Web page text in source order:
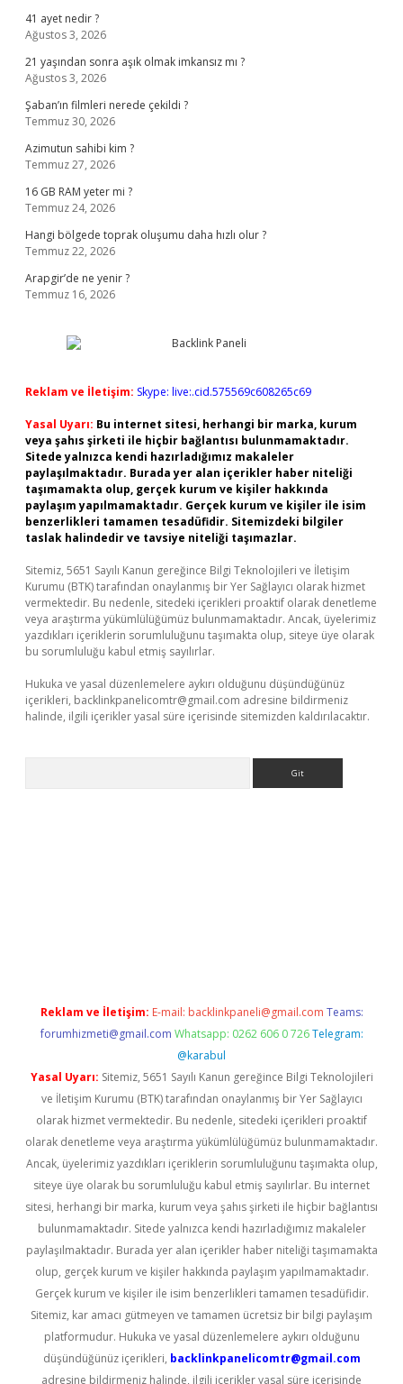
41 ayet nedir ?
Ağustos 3, 2026
21 yaşından sonra aşık olmak imkansız mı ?
Ağustos 3, 2026
Şaban’ın filmleri nerede çekildi ?
Temmuz 30, 2026
Azimutun sahibi kim ?
Temmuz 27, 2026
16 GB RAM yeter mi ?
Temmuz 24, 2026
Hangi bölgede toprak oluşumu daha hızlı olur ?
Temmuz 22, 2026
Arapgir’de ne yenir ?
Temmuz 16, 2026
Reklam ve İletişim: Skype: live:.cid.575569c608265c69
Yasal Uyarı: Bu internet sitesi, herhangi bir marka, kurum
veya şahıs şirketi ile hiçbir bağlantısı bulunmamaktadır.
Sitede yalnızca kendi hazırladığımız makaleler
paylaşılmaktadır. Burada yer alan içerikler haber niteliği
taşımamakta olup, gerçek kurum ve kişiler hakkında
paylaşım yapılmamaktadır. Gerçek kurum ve kişiler ile isim
benzerlikleri tamamen tesadüfidir. Sitemizdeki bilgiler
taslak halindedir ve tavsiye niteliği taşımazlar.
Sitemiz, 5651 Sayılı Kanun gereğince Bilgi Teknolojileri ve İletişim
Kurumu (BTK) tarafından onaylanmış bir Yer Sağlayıcı olarak hizmet
vermektedir. Bu nedenle, sitedeki içerikleri proaktif olarak denetleme
veya araştırma yükümlülüğümüz bulunmamaktadır. Ancak, üyelerimiz
yazdıkları içeriklerin sorumluluğunu taşımakta olup, siteye üye olarak
bu sorumluluğu kabul etmiş sayılırlar.
Hukuka ve yasal düzenlemelere aykırı olduğunu düşündüğünüz
içerikleri, backlinkpanelicomtr@gmail.com adresine bildirmeniz
halinde, ilgili içerikler yasal süre içerisinde sitemizden kaldırılacaktır.
Reklam ve İletişim: E-mail: backlinkpaneli@gmail.com Teams:
forumhizmeti@gmail.com Whatsapp: 0262 606 0 726 Telegram:
@karabul
Yasal Uyarı: Sitemiz, 5651 Sayılı Kanun gereğince Bilgi Teknolojileri
ve İletişim Kurumu (BTK) tarafından onaylanmış bir Yer Sağlayıcı
olarak hizmet vermektedir. Bu nedenle, sitedeki içerikleri proaktif
olarak denetleme veya araştırma yükümlülüğümüz bulunmamaktadır.
Ancak, üyelerimiz yazdıkları içeriklerin sorumluluğunu taşımakta olup,
siteye üye olarak bu sorumluluğu kabul etmiş sayılırlar. Bu internet
sitesi, herhangi bir marka, kurum veya şahıs şirketi ile hiçbir bağlantısı
bulunmamaktadır. Sitede yalnızca kendi hazırladığımız makaleler
paylaşılmaktadır. Burada yer alan içerikler haber niteliği taşımamakta
olup, gerçek kurum ve kişiler hakkında paylaşım yapılmamaktadır.
Gerçek kurum ve kişiler ile isim benzerlikleri tamamen tesadüfidir.
Sitemiz, kar amacı gütmeyen ve tamamen ücretsiz bir bilgi paylaşım
platformudur. Hukuka ve yasal düzenlemelere aykırı olduğunu
düşündüğünüz içerikleri, backlinkpanelicomtr@gmail.com
adresine bildirmeniz halinde, ilgili içerikler yasal süre içerisinde